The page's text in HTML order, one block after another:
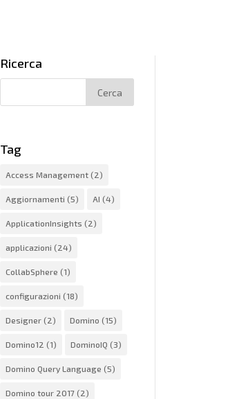
Ricerca
Tag
Access Management (2)
Aggiornamenti (5) AI (4)
ApplicationInsights (2)
applicazioni (24)
CollabSphere (1)
configurazioni (18)
Designer (2) Domino (15)
Domino12 (1) DominoIQ (3)
Domino Query Language (5)
Domino tour 2017 (2)